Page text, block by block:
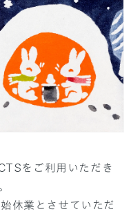
をご利用いただき
休業とさせていただ